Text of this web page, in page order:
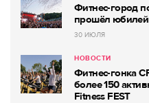
Фитнес-город
прошёл
30 ИЮЛЯ
НОВОСТИ
Фитнес-гонка
более 150
Fitness FEST